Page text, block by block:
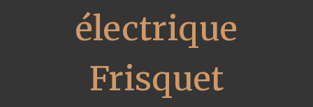
électrique
Frisquet